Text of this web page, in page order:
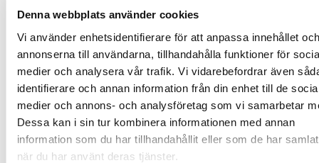
Denna webbplats använder cookies
Vi använder enhetsidentifierare för att anpassa innehållet och
annonserna till användarna, tillhandahålla funktioner för
medier och analysera vår trafik. Vi vidarebefordrar även
identifierare och annan information från din enhet till de
medier och annons- och analysföretag som vi samarbetar
Dessa kan i sin tur kombinera informationen med annan
information som du har tillhandahållit eller som de har
när du har använt deras tjänster.
alternativ med hänseende till diversitet i rotutvecklingen i
bredden och på djupet. Liknande gäller för senap som
mellangröda. Om man odlar oljerättika, så är det bäst att ställa
kvävenäring i form av till exempel kvävefixerande luddvicker
som kompletterande gröda till förfogande. Detta gör att
oljerättikan utvecklas bäst.
Knäpparlarver